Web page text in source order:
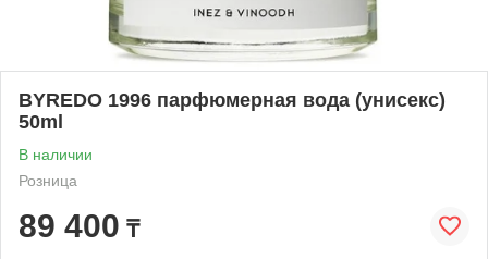
BYREDO 1996 парфюмерная вода (унисекс)
50ml
В наличии
Розница
89 400 ₸